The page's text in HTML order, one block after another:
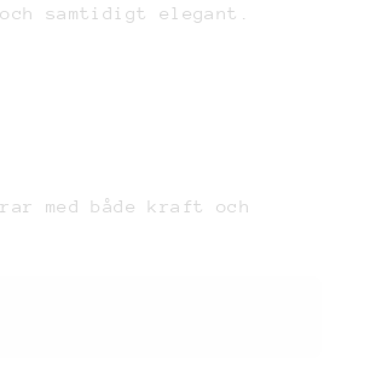
samtidigt elegant.
med både kraft och